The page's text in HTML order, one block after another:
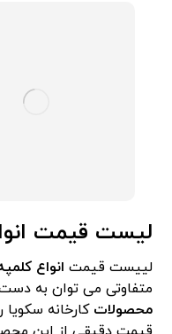
لیست قیمت
لییست قیمت انواع
متفاوتی می توان به
محصولات کارخانه سکویا